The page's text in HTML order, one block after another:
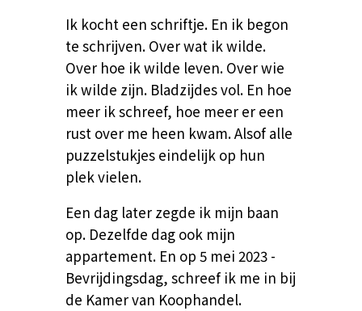
Ik kocht een schriftje. En ik begon
te schrijven. Over wat ik wilde.
Over hoe ik wilde leven. Over wie
ik wilde zijn. Bladzijdes vol. En hoe
meer ik schreef, hoe meer er een
rust over me heen kwam. Alsof alle
puzzelstukjes eindelijk op hun
plek vielen.
Een dag later zegde ik mijn baan
op. Dezelfde dag ook mijn
appartement. En op 5 mei 2023 -
Bevrijdingsdag, schreef ik me in bij
de Kamer van Koophandel.